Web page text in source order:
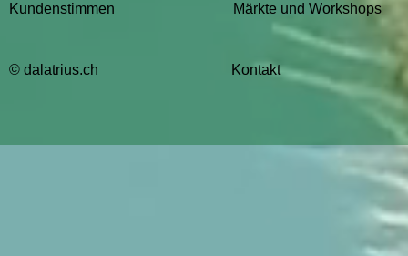
Kundenstimmen
© dalatrius.ch
Märkte und Workshops
Kontakt